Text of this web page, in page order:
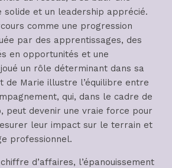
solide et un leadership apprécié.
comme une progression
par des apprentissages, des
en opportunités et une
un rôle déterminant dans sa
de Marie illustre l’équilibre entre
qui, dans le cadre de
peut devenir une vraie force pour
leur impact sur le terrain et
professionnel.
d’affaires, l’épanouissement